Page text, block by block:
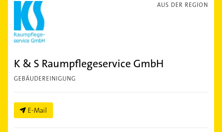
AUS DER REGION
K & S Raumpflegeservice GmbH
GEBÄUDEREINIGUNG
E-Mail